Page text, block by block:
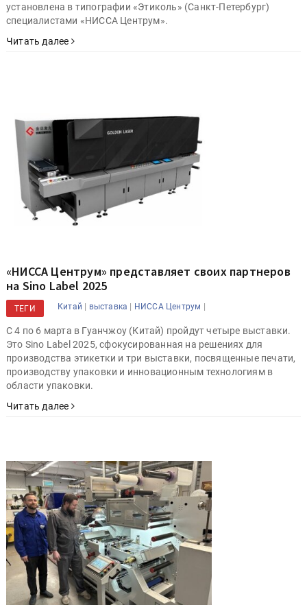
установлена в типографии «Этиколь» (Санкт-Петербург)
специалистами «НИССА Центрум».
Читать далее
«НИССА Центрум» представляет своих партнеров
на Sino Label 2025
ТЕГИ Китай | выставка | НИССА Центрум |
C 4 по 6 марта в Гуанчжоу (Китай) пройдут четыре выставки.
Это Sino Label 2025, сфокусированная на решениях для
производства этикетки и три выставки, посвященные печати,
производству упаковки и инновационным технологиям в
области упаковки.
Читать далее